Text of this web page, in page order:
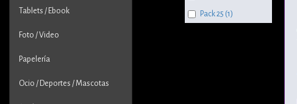
Tablets / Ebook
Foto / Video
Papelería
Ocio / Deportes / Mascotas
Pack 25 (1)